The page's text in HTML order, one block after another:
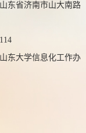
东省济南市山大南路
东大学信息化工作办